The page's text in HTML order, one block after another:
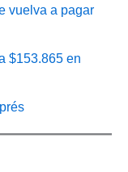
vuelva a pagar
$153.865 en